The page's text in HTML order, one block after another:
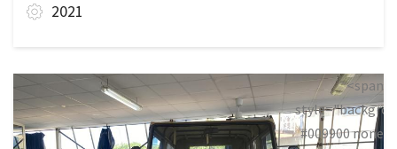
2021
<span
#009900 none